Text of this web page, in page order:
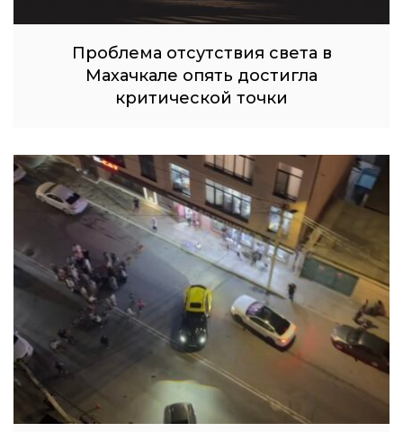
Проблема отсутствия света в
Махачкале опять достигла
критической точки